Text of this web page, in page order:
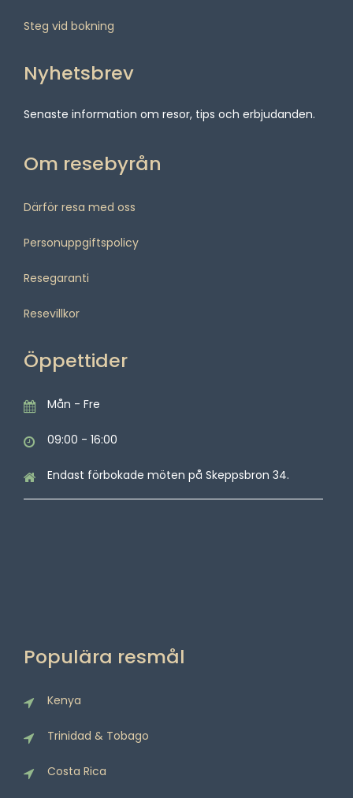
Steg vid bokning
Nyhetsbrev
Senaste information om resor, tips och erbjudanden.
Om resebyrån
Därför resa med oss
Personuppgiftspolicy
Resegaranti
Resevillkor
Öppettider
Mån - Fre
09:00 - 16:00
Endast förbokade möten på Skeppsbron 34.
Populära resmål
Kenya
Trinidad & Tobago
Costa Rica